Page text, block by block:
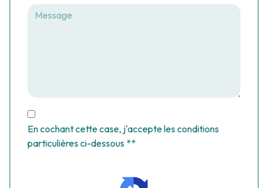
En cochant cette case, j'accepte les conditions
particulières ci-dessous **